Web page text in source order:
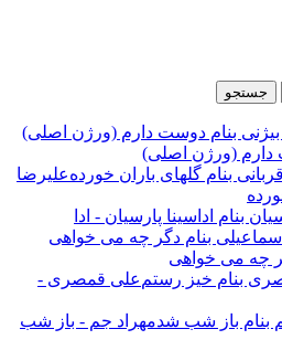
جستجو
(ورژن اصلی)
علیرضا
سینا پارسیان - ادا
چه می خواهی
علی قمصری -
مهراد جم - باز شب